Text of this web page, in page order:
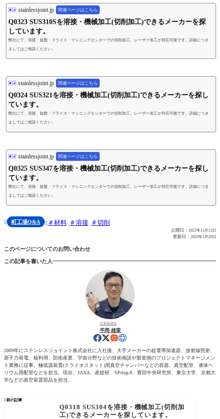
stainlessjoint.jp 関連ページはこちら
Q0323 SUS310Sを溶接・機械加工(切削加工)できるメーカーを探
しています。
弊社にて、溶接、旋盤・フライス・マシニングセンターでの切削加工、レーザー加工が対応可能です。詳細につき
ましてはご相談ください。
stainlessjoint.jp 関連ページはこちら
Q0324 SUS321を溶接・機械加工(切削加工)できるメーカーを探し
ています。
弊社にて、溶接、旋盤・フライス・マシニングセンターでの切削加工、レーザー加工が対応可能です。詳細につき
ましてはご相談ください。
stainlessjoint.jp 関連ページはこちら
Q0325 SUS347を溶接・機械加工(切削加工)できるメーカーを探し
ています。
弊社にて、溶接、旋盤・フライス・マシニングセンターでの切削加工、レーザー加工が対応可能です。詳細につき
ましてはご相談ください。
 町工場Q&A  材料 溶接 切削
公開日： 2022年11月11日
更新日： 2025年1月20日
このページについてのお問い合わせ
この記事を書いた人
代表取締役
平岡 雄策
2009年にステンレスジョイント株式会社に入社後、大手メーカーの超電導加速器、放射線照射、
原子力発電、核利用、防衛産業、宇宙分野などの技術相談や製造側のプロジェクトマネージメン
ト業務に従事。極低温装置(クライオスタット)用真空チャンバーなどの容器、真空配管、液体ヘ
リウム用配管などを担当。現在、JAXA、産総研、SPring-8、豊田中央研究所、東京大学、京都大
学などの真空装置部品を担当。
前の記事
Q0318 SUS304を溶接・機械加工(切削加
工)できるメーカーを探しています。